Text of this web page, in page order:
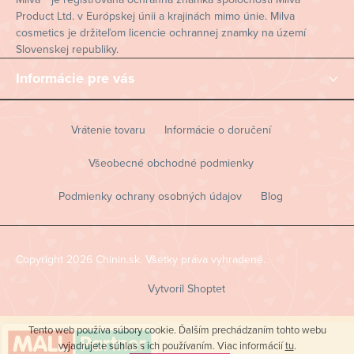
Tento web používa súbory cookie. Ďalším prechádzaním tohto webu
vyjadrujete súhlas s ich používaním. Viac informáciítu.
Product Ltd. v Európskej únii a krajinách mimo únie. Milva
cosmetics je držiteľom licencie ochrannej znamky na území
Slovenskej republiky.
Informácie pre vás
Vrátenie tovaru Informácie o doručení
Všeobecné obchodné podmienky
Podmienky ochrany osobných údajov Blog
Vytvoril Shoptet
Copyright 2026 Chinin.sk. Všetky práva vyhradené.